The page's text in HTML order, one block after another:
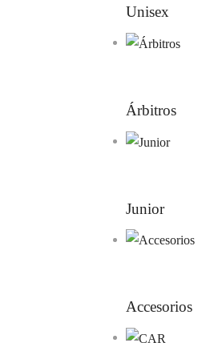
Unisex
Árbitros
Junior
Accesorios